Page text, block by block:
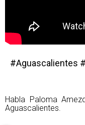
#Aguascalientes
Habla Paloma
Aguascalientes.